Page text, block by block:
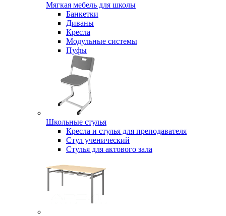
Мягкая мебель для школы
Банкетки
Диваны
Кресла
Модульные системы
Пуфы
Школьные стулья
Кресла и стулья для преподавателя
Стул ученический
Стулья для актового зала